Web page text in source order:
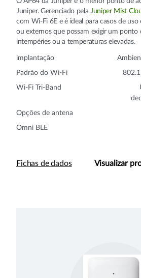
Juniper. Gerenciado pela Juniper Mist
com Wi-Fi 6E e é ideal para casos de
ou externos que possam exigir um ponto
intempéries ou a temperaturas elevadas.
implantação
Padrão do Wi-Fi
Wi-Fi Tri-Band
Opções de antena
Omni BLE
Fichas de dados Visualizar